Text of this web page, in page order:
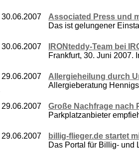
30.06.2007
Associated Press und
Das ist gelungener
30.06.2007
IRONteddy-Team bei
Frankfurt, 30. Juni 2007.
29.06.2007
Allergieheilung durch
Allergieberatung
29.06.2007
Große Nachfrage nach
Parkplatzanbieter
29.06.2007
billig-flieger.de startet
Das Portal für Billig- und